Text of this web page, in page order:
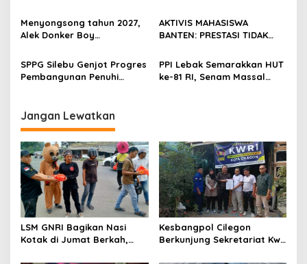
Panitia Milad KKPMP ke-15
Resmi Ditutup
TEGAS
Menyongsong tahun 2027,
Alek Donker Boy
SerangPost.com, mengajak
seluruh jajaran untuk terus
meningkatkan
jurnalistik
AKTIVIS MAHASISWA
BANTEN: PRESTASI TIDAK
KETIDAKADILAN
SPPG Silebu Genjot Progres
Pembangunan Penuhi
PPI Lebak Semarakkan HUT
ke-81 RI, Senam Massal
Jangan Lewatkan
LSM GNRI Bagikan Nasi
Kotak di Jumat Berkah,
Kesbangpol Cilegon
Berkunjung Sekretariat Kwri